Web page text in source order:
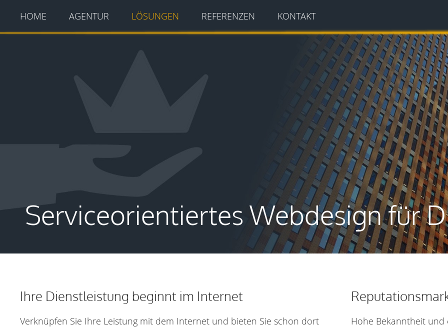
Serviceorientiertes Webdesign für
Ihre Dienstleistung beginnt im Internet
Verknüpfen Sie Ihre Leistung mit dem Internet und bieten Sie schon dort
Hohe Bekanntheit und
HOME AGENTUR LÖSUNGEN REFERENZEN KONTAKT